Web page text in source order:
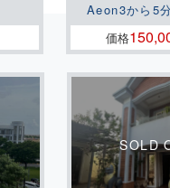
Aeon3から5
価格